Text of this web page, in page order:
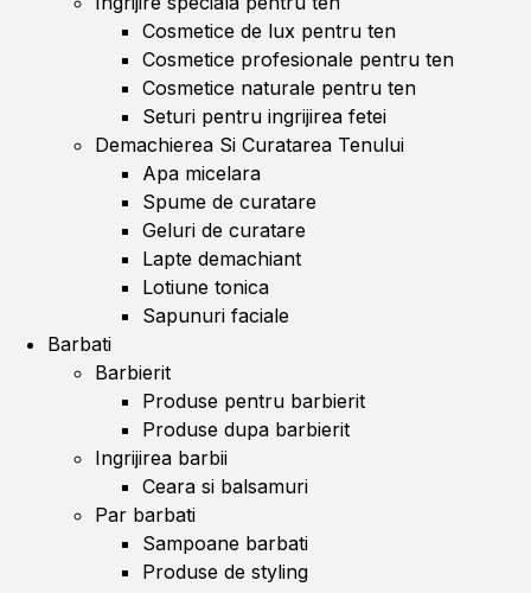
Cosmetice de lux pentru ten
Cosmetice profesionale pentru ten
Cosmetice naturale pentru ten
Seturi pentru ingrijirea fetei
Demachierea Si Curatarea Tenului
Apa micelara
Spume de curatare
Geluri de curatare
Lapte demachiant
Lotiune tonica
Sapunuri faciale
Barbati
Barbierit
Produse pentru barbierit
Produse dupa barbierit
Ingrijirea barbii
Ceara si balsamuri
Par barbati
Sampoane barbati
Produse de styling